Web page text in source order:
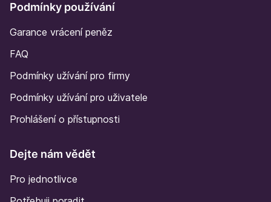
Podmínky používání
Garance vrácení peněz
FAQ
Podmínky užívání pro firmy
Podmínky užívání pro uživatele
Prohlášení o přístupnosti
Dejte nám vědět
Pro jednotlivce